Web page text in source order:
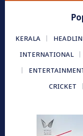
KERALA
INTERNATIONAL
CRICKET